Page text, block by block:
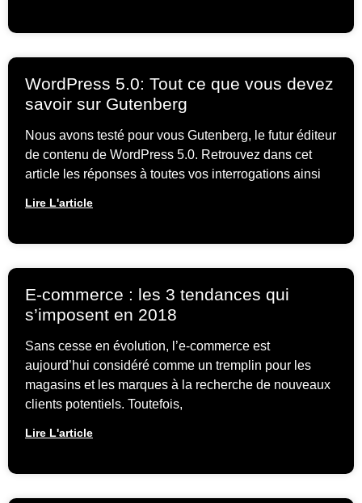
WordPress 5.0: Tout ce que vous devez
savoir sur Gutenberg
Nous avons testé pour vous Gutenberg, le futur éditeur
de contenu de WordPress 5.0. Retrouvez dans cet
article les réponses à toutes vos interrogations ainsi
Lire L'article
E-commerce : les 3 tendances qui
s’imposent en 2018
Sans cesse en évolution, l’e-commerce est
aujourd’hui considéré comme un tremplin pour les
magasins et les marques à la recherche de nouveaux
clients potentiels. Toutefois,
Lire L'article